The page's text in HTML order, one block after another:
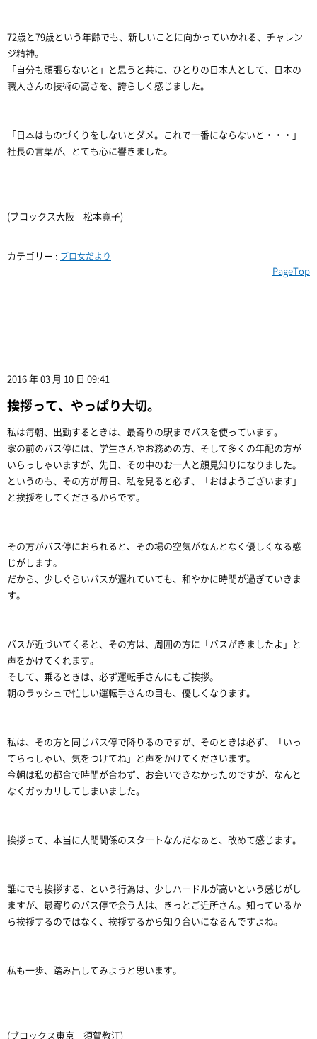
72歳と79歳という年齢でも、新しいことに向かっていかれる、チャレン
ジ精神。
「自分も頑張らないと」と思うと共に、ひとりの日本人として、日本の
職人さんの技術の高さを、誇らしく感じました。
「日本はものづくりをしないとダメ。これで一番にならないと・・・」
社長の言葉が、とても心に響きました。
(ブロックス大阪 松本寛子)
カテゴリー : ブロ女だより
PageTop
2016 年 03 月 10 日 09:41
挨拶って、やっぱり大切。
私は毎朝、出勤するときは、最寄りの駅までバスを使っています。
家の前のバス停には、学生さんやお務めの方、そして多くの年配の方が
いらっしゃいますが、先日、その中のお一人と顔見知りになりました。
というのも、その方が毎日、私を見ると必ず、「おはようございます」
と挨拶をしてくださるからです。
その方がバス停におられると、その場の空気がなんとなく優しくなる感
じがします。
だから、少しぐらいバスが遅れていても、和やかに時間が過ぎていきま
す。
バスが近づいてくると、その方は、周囲の方に「バスがきましたよ」と
声をかけてくれます。
そして、乗るときは、必ず運転手さんにもご挨拶。
朝のラッシュで忙しい運転手さんの目も、優しくなります。
私は、その方と同じバス停で降りるのですが、そのときは必ず、「いっ
てらっしゃい、気をつけてね」と声をかけてくださいます。
今朝は私の都合で時間が合わず、お会いできなかったのですが、なんと
なくガッカリしてしまいました。
挨拶って、本当に人間関係のスタートなんだなぁと、改めて感じます。
誰にでも挨拶する、という行為は、少しハードルが高いという感じがし
ますが、最寄りのバス停で会う人は、きっとご近所さん。知っているか
ら挨拶するのではなく、挨拶するから知り合いになるんですよね。
私も一歩、踏み出してみようと思います。
(ブロックス東京 須賀教江)